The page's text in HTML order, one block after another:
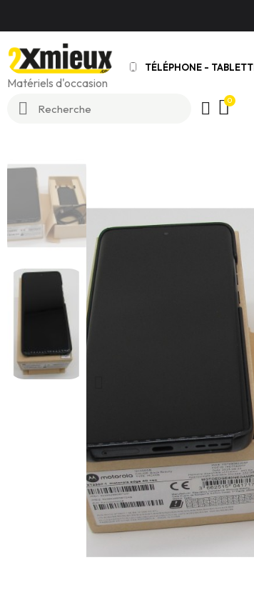
Matériels d'occasion
TÉLÉPHONE -